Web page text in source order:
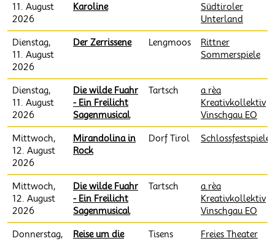
11. August
2026
Karoline
Südtiroler
Unterland
Dienstag,
11. August
2026
Der Zerrissene Lengmoos
Rittner
Sommerspiele
Dienstag,
11. August
2026
Die wilde Fuahr
- Ein Freilicht
Sagenmusical
Tartsch
a.rèa
Kreativkollektiv
Vinschgau EO
Mittwoch,
12. August
2026
Mirandolina in
Rock
Dorf Tirol Schlossfestspiele
Mittwoch,
12. August
2026
Die wilde Fuahr
- Ein Freilicht
Sagenmusical
Tartsch
a.rèa
Kreativkollektiv
Vinschgau EO
Donnerstag,
Reise um die
Tisens
Freies Theater